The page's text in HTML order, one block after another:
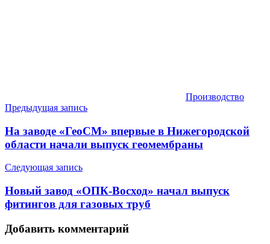
Производство
Навигация
по
записям
Предыдущая запись
На заводе «ГеоСМ» впервые в Нижегородской
области начали выпуск геомембраны
Следующая запись
Новый завод «ОПК-Восход» начал выпуск
фитингов для газовых труб
Добавить комментарий